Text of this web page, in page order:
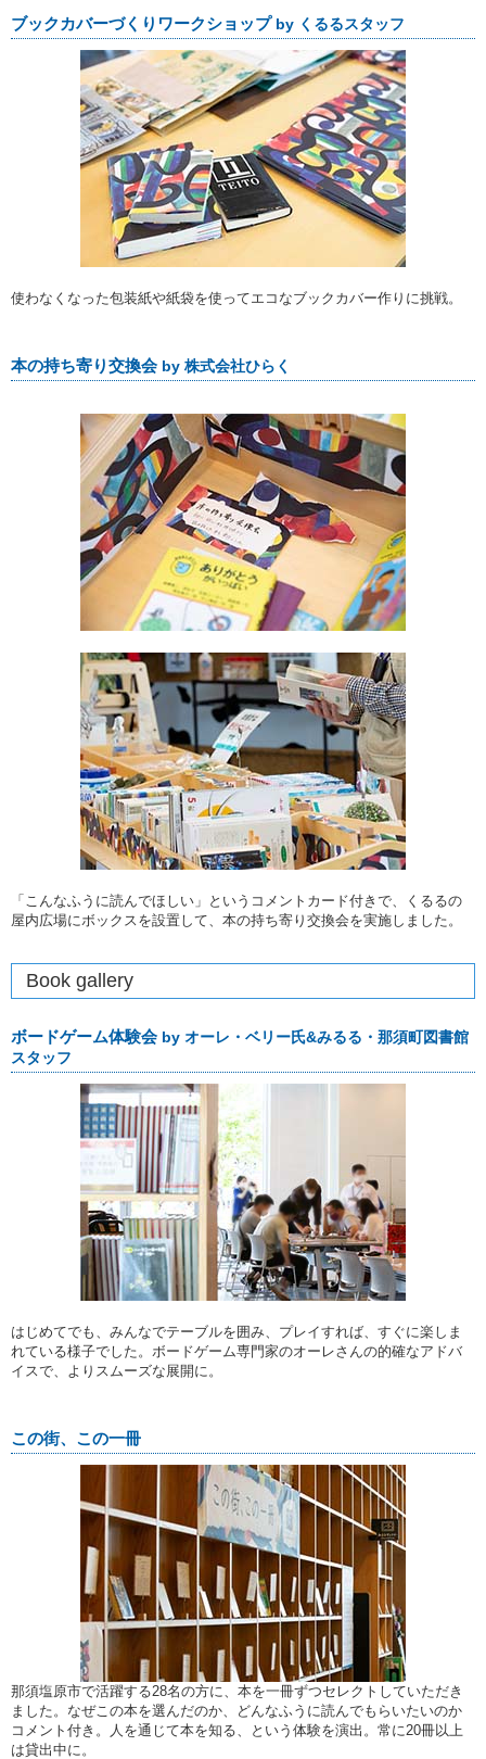
ブックカバーづくりワークショップ by くるるスタッフ
使わなくなった包装紙や紙袋を使ってエコなブックカバー作りに挑戦。
本の持ち寄り交換会 by 株式会社ひらく
「こんなふうに読んでほしい」というコメントカード付きで、くるるの
屋内広場にボックスを設置して、本の持ち寄り交換会を実施しました。
Book gallery
ボードゲーム体験会 by オーレ・ベリー氏&みるる・那須町図書館
スタッフ
はじめてでも、みんなでテーブルを囲み、プレイすれば、すぐに楽しま
れている様子でした。ボードゲーム専門家のオーレさんの的確なアドバ
イスで、よりスムーズな展開に。
この街、この一冊
那須塩原市で活躍する28名の方に、本を一冊ずつセレクトしていただき
ました。なぜこの本を選んだのか、どんなふうに読んでもらいたいのか
コメント付き。人を通じて本を知る、という体験を演出。常に20冊以上
は貸出中に。